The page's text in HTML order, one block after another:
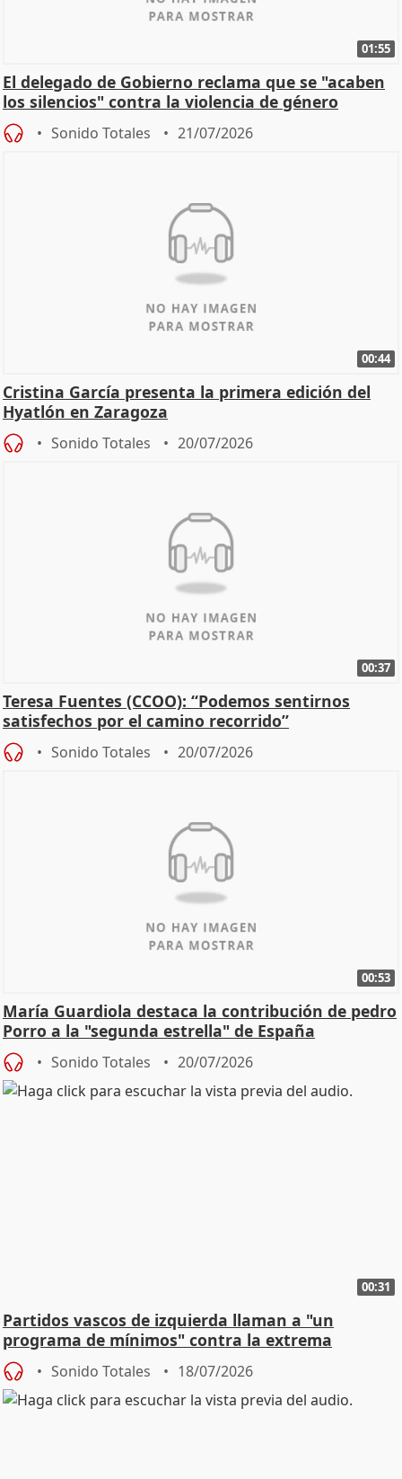
01:55
El delegado de Gobierno reclama que se "acaben
los silencios" contra la violencia de género
Sonido Totales 21/07/2026
00:44
Cristina García presenta la primera edición del
Hyatlón en Zaragoza
Sonido Totales 20/07/2026
00:37
Teresa Fuentes (CCOO): “Podemos sentirnos
satisfechos por el camino recorrido”
Sonido Totales 20/07/2026
00:53
María Guardiola destaca la contribución de pedro
Porro a la "segunda estrella" de España
Sonido Totales 20/07/2026
00:31
Partidos vascos de izquierda llaman a "un
programa de mínimos" contra la extrema
derecha
Sonido Totales 18/07/2026